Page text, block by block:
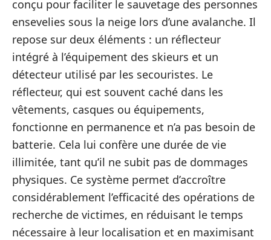
conçu pour faciliter le sauvetage des personnes
ensevelies sous la neige lors d’une avalanche. Il
repose sur deux éléments : un réflecteur
intégré à l’équipement des skieurs et un
détecteur utilisé par les secouristes. Le
réflecteur, qui est souvent caché dans les
vêtements, casques ou équipements,
fonctionne en permanence et n’a pas besoin de
batterie. Cela lui confère une durée de vie
illimitée, tant qu’il ne subit pas de dommages
physiques. Ce système permet d’accroître
considérablement l’efficacité des opérations de
recherche de victimes, en réduisant le temps
nécessaire à leur localisation et en maximisant